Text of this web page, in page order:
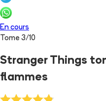
En cours
Tome 3/10
Stranger Things
flammes